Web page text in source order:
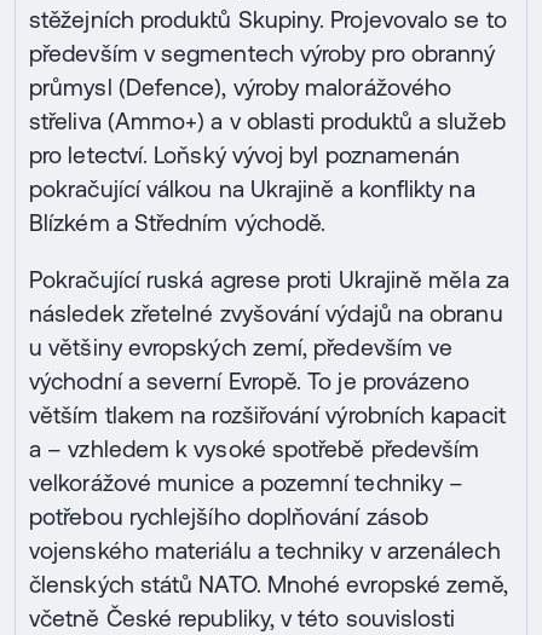
stěžejních produktů Skupiny. Projevovalo se to
především v segmentech výroby pro obranný
průmysl (Defence), výroby malorážového
střeliva (Ammo+) a v oblasti produktů a služeb
pro letectví. Loňský vývoj byl poznamenán
pokračující válkou na Ukrajině a konflikty na
Blízkém a Středním východě.
Pokračující ruská agrese proti Ukrajině měla za
následek zřetelné zvyšování výdajů na obranu
u většiny evropských zemí, především ve
východní a severní Evropě. To je provázeno
větším tlakem na rozšiřování výrobních kapacit
a – vzhledem k vysoké spotřebě především
velkorážové munice a pozemní techniky –
potřebou rychlejšího doplňování zásob
vojenského materiálu a techniky v arzenálech
členských států NATO. Mnohé evropské země,
včetně České republiky, v této souvislosti